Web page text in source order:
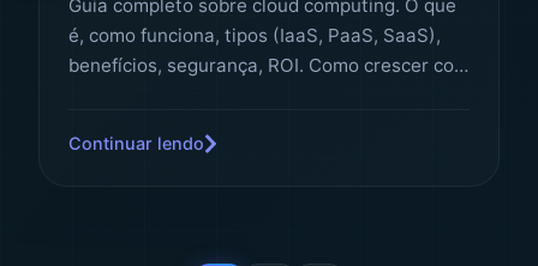
Guia completo sobre cloud computing. O que
é, como funciona, tipos (IaaS, PaaS, SaaS),
benefícios, segurança, ROI. Como crescer com
Continuar lendo